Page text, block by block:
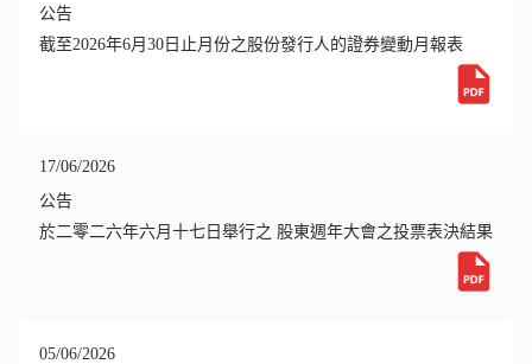
公告
截至2026年6月30日止月份之股份發行人的證券變動月報表
17/06/2026
公告
於二零二六年六月十七日舉行之 股東週年大會之投票表決結果
05/06/2026